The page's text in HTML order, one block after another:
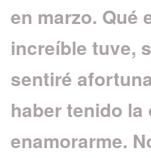
en marzo. Qué
increíble tuve,
sentiré
haber tenido
enamorarme.